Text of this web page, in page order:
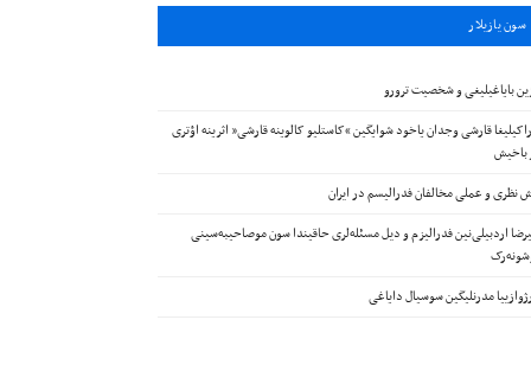
سون يازيلار
بایاغیلیغی و شخصیت ترورو
قارشی وجدان یاخود شوایگین “کاستلیو کالوینه قارشی” اثرینه اؤتری
باخیش
نظری و عملی مخالفان فدرالیسم در ایران
اردبیلی‌نین فدرالیزم و دیل مسئله‌لری حاقیندا سون موصاحیبه‌سینی
مدرنلیگین سوسیال دایاغی